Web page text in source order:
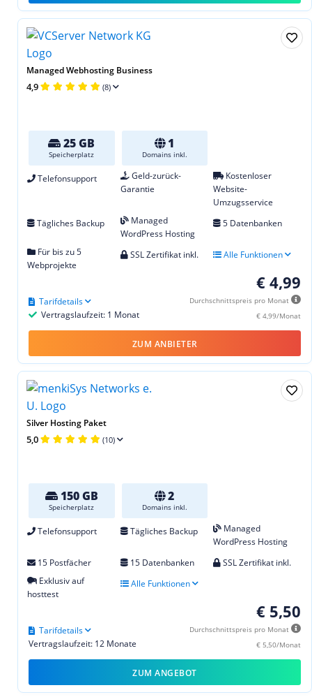
Managed Webhosting Business
4,9 (8)
25 GB
Speicherplatz
1
Domains inkl.
Telefonsupport
Geld-zurück-
Garantie
Kostenloser
Website-
Umzugsservice
Tägliches Backup
Managed
WordPress Hosting
5 Datenbanken
Für bis zu 5
Webprojekte
SSL Zertifikat inkl. Alle Funktionen
€ 4,99
Durchschnittspreis pro Monat
€ 4,99/Monat
Vertragslaufzeit: 1 Monat
Tarifdetails
ZUM ANBIETER
Silver Hosting Paket
5,0 (10)
150 GB
Speicherplatz
2
Domains inkl.
Telefonsupport Tägliches Backup
Managed
WordPress Hosting
15 Postfächer
15 Datenbanken
SSL Zertifikat inkl.
Exklusiv auf
hosttest
Alle Funktionen
€ 5,50
Durchschnittspreis pro Monat
€ 5,50/Monat
Vertragslaufzeit: 12 Monate
Tarifdetails
ZUM ANGEBOT